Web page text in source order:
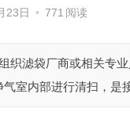
23日 • 771 阅读
织滤袋厂商或相关专
室内部进行清扫，是